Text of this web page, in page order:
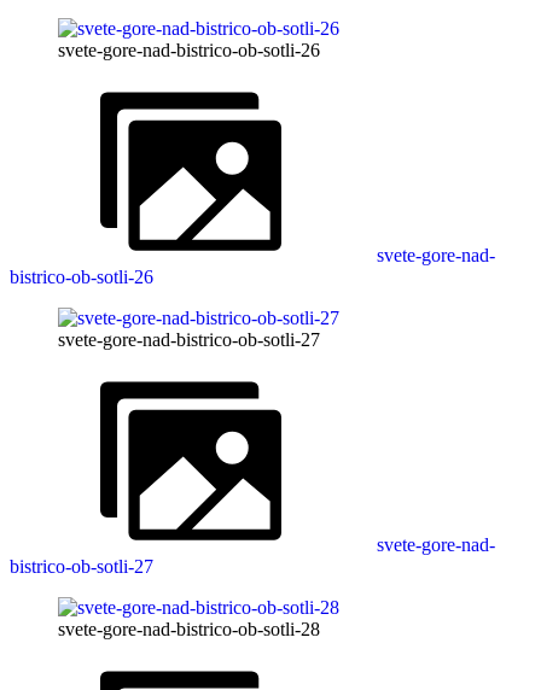
svete-gore-nad-bistrico-ob-sotli-26
svete-gore-nad-
bistrico-ob-sotli-26
svete-gore-nad-bistrico-ob-sotli-27
svete-gore-nad-
bistrico-ob-sotli-27
svete-gore-nad-bistrico-ob-sotli-28